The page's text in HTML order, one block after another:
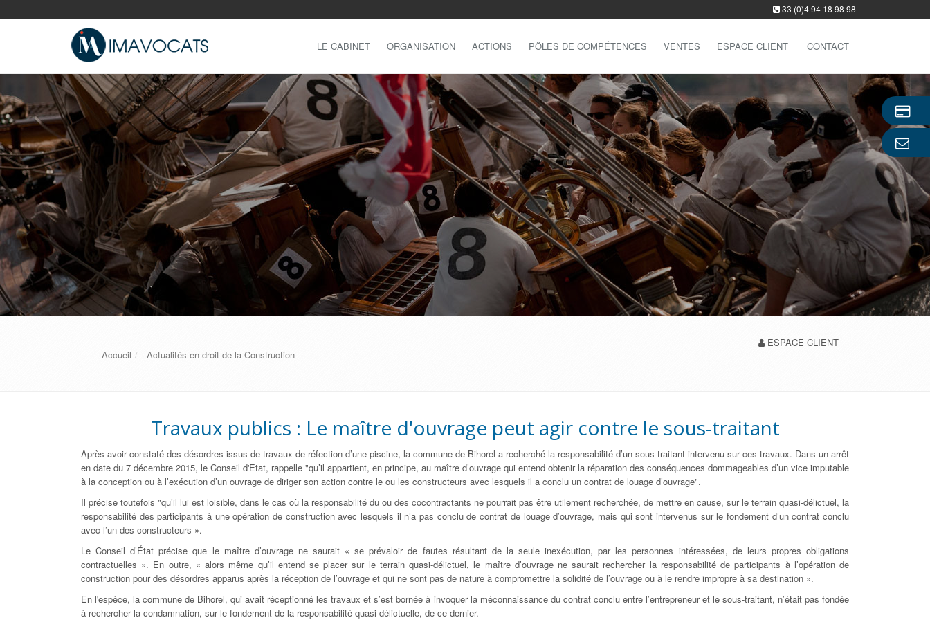
33 (0)4 94 18 98 98
LE CABINET ORGANISATION ACTIONS PÔLES DE COMPÉTENCES VENTES ESPACE CLIENT CONTACT
Accueil Actualités en droit de la Construction
ESPACE CLIENT
Travaux publics : Le maître d'ouvrage peut agir contre le sous-traitant
Après avoir constaté des désordres issus de travaux de réfection d’une piscine, la commune de Bihorel a recherché la responsabilité d’un sous-traitant intervenu sur ces travaux. Dans un arrêt
en date du 7 décembre 2015, le Conseil d'Etat, rappelle "qu’il appartient, en principe, au maître d’ouvrage qui entend obtenir la réparation des conséquences dommageables d’un vice imputable
à la conception ou à l’exécution d’un ouvrage de diriger son action contre le ou les constructeurs avec lesquels il a conclu un contrat de louage d’ouvrage".
Il précise toutefois "qu’il lui est loisible, dans le cas où la responsabilité du ou des cocontractants ne pourrait pas être utilement recherchée, de mettre en cause, sur le terrain quasi-délictuel, la
responsabilité des participants à une opération de construction avec lesquels il n’a pas conclu de contrat de louage d’ouvrage, mais qui sont intervenus sur le fondement d’un contrat conclu
avec l’un des constructeurs ».
Le Conseil d’État précise que le maître d’ouvrage ne saurait « se prévaloir de fautes résultant de la seule inexécution, par les personnes intéressées, de leurs propres obligations
contractuelles ». En outre, « alors même qu’il entend se placer sur le terrain quasi-délictuel, le maître d’ouvrage ne saurait rechercher la responsabilité de participants à l’opération de
construction pour des désordres apparus après la réception de l’ouvrage et qui ne sont pas de nature à compromettre la solidité de l’ouvrage ou à le rendre impropre à sa destination ».
En l'espèce, la commune de Bihorel, qui avait réceptionné les travaux et s’est bornée à invoquer la méconnaissance du contrat conclu entre l’entrepreneur et le sous-traitant, n’était pas fondée
à rechercher la condamnation, sur le fondement de la responsabilité quasi-délictuelle, de ce dernier.